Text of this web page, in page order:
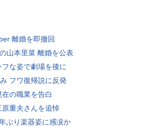
離婚を即撤回
山本里菜 離婚を公表
な姿で劇場を後に
フワ復帰説に反発
の職業を告白
原重夫さんを追悼
ぶり楽器姿に感涙か